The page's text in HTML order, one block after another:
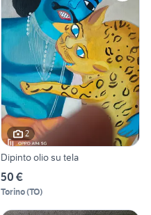
2
Dipinto olio su tela
50 €
Torino(TO)